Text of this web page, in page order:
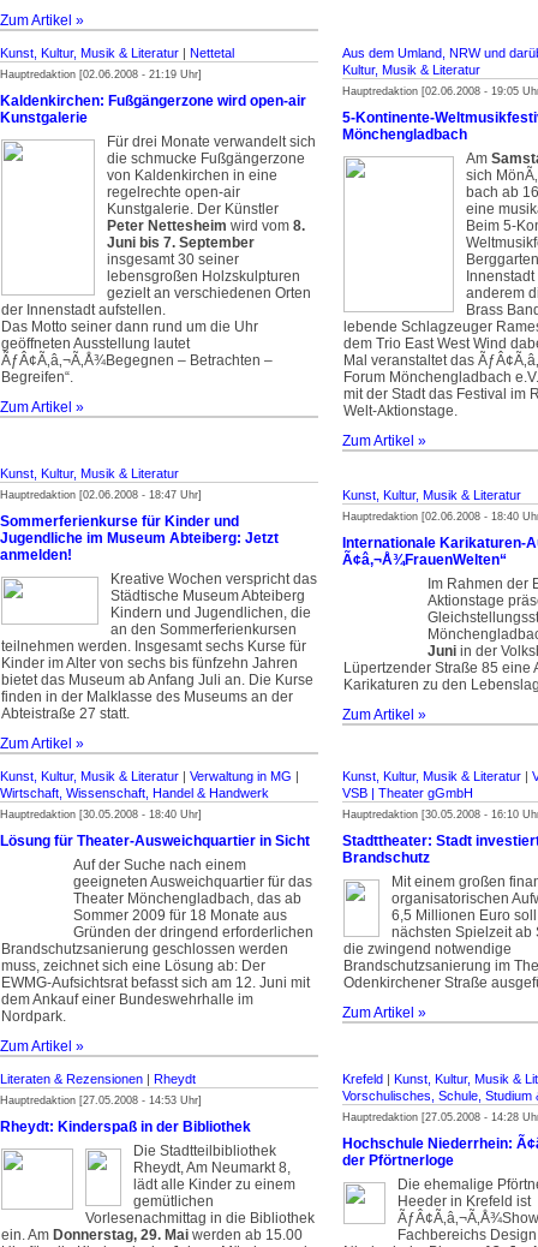
Zum Artikel »
Kunst, Kultur, Musik & Literatur | Nettetal
Hauptredaktion [02.06.2008 - 21:19 Uhr]
Kaldenkirchen: Fußgängerzone wird open-air
Kunstgalerie
Für drei Monate verwandelt sich
die schmucke Fußgängerzone
von Kaldenkirchen in eine
regelrechte open-air
Kunstgalerie. Der Künstler
Peter Nettesheim wird vom 8.
Juni bis 7. September
insgesamt 30 seiner
lebensgroßen Holzskulpturen
gezielt an verschiedenen Orten
der Innenstadt aufstellen.
Das Motto seiner dann rund um die Uhr
geöffneten Ausstellung lautet
ÃƒÂ¢Ã‚â‚¬Ã‚Å¾Begegnen – Betrachten –
Begreifen“.
Zum Artikel »
Aus dem Umland, NRW und
Kultur, Musik & Literatur
Hauptredaktion [02.06.2008 - 19:05
5-Kontinente-
Mönchengladbach
Am
sich
bach ab
eine
Beim 5-
anderem
Brass
lebende Schlagzeuger
dem Trio East West Wind
Mal veranstaltet das
Forum Mönchengladbach
mit der Stadt das Festival im
Welt-Aktionstage.
Zum Artikel »
Kunst, Kultur, Musik & Literatur
Hauptredaktion [02.06.2008 - 18:47 Uhr]
Sommerferienkurse für Kinder und
Jugendliche im Museum Abteiberg: Jetzt
anmelden!
Kreative Wochen verspricht das
Städtische Museum Abteiberg
Kindern und Jugendlichen, die
an den Sommerferienkursen
teilnehmen werden. Insgesamt sechs Kurse für
Kinder im Alter von sechs bis fünfzehn Jahren
bietet das Museum ab Anfang Juli an. Die Kurse
finden in der Malklasse des Museums an der
Abteistraße 27 statt.
Zum Artikel »
Kunst, Kultur, Musik & Literatur
Hauptredaktion [02.06.2008 - 18:40
Internationale Karikaturen-
Ã¢â‚¬Å¾FrauenWelten“
Im Rahmen der
Aktionstage
Juni in der
Lüpertzender Straße 85 eine
Karikaturen zu den
Zum Artikel »
Kunst, Kultur, Musik & Literatur | Verwaltung in MG |
Wirtschaft, Wissenschaft, Handel & Handwerk
Hauptredaktion [30.05.2008 - 18:40 Uhr]
Lösung für Theater-Ausweichquartier in Sicht
­Auf der Suche nach einem
geeigneten Ausweichquartier für das
Theater Mönchengladbach, das ab
Sommer 2009 für 18 Monate aus
Gründen der dringend erforderlichen
Brandschutzsanierung geschlossen werden
muss, zeichnet sich eine Lösung ab: Der
EWMG-Aufsichtsrat befasst sich am 12. Juni mit
dem Ankauf einer Bundeswehrhalle im
Nordpark.
Zum Artikel »
Kunst, Kultur, Musik & Literatur |
VSB | Theater gGmbH
Hauptredaktion [30.05.2008 - 16:10
Stadttheater: Stadt
Brandschutz
Mit einem großen
organisatorischen
6,5 Millionen Euro
nächsten Spielzeit ab
die zwingend notwendige
Brandschutzsanierung im
Odenkirchener Straße
Zum Artikel »
Literaten & Rezensionen | Rheydt
Hauptredaktion [27.05.2008 - 14:53 Uhr]
Rheydt: Kinderspaß in der Bibliothek
Die Stadtteilbibliothek
Rheydt, Am Neumarkt 8,
lädt alle Kinder zu einem
gemütlichen
Vorlesenachmittag in die Bibliothek
ein. Am Donnerstag, 29. Mai werden ab 15.00
Krefeld | Kunst, Kultur, Musik &
Vorschulisches, Schule, Studium
Hauptredaktion [27.05.2008 - 14:28
Hochschule Niederrhein:
der Pförtnerloge
Die ehemalige
Heeder in Krefeld ist
Fachbereichs